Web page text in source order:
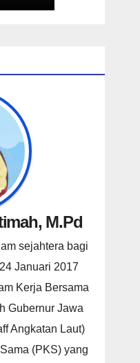
M.Pd
sejahtera bagi
Januari 2017
Kerja Bersama
Gubernur Jawa
Angkatan Laut)
(PKS) yang